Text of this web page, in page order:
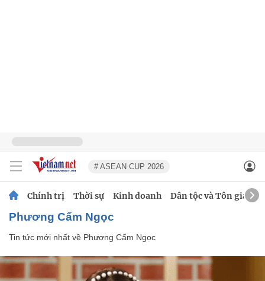
# ASEAN CUP 2026
Chính trị Thời sự Kinh doanh Dân tộc và Tôn giáo
Phương Cẩm Ngọc
Tin tức mới nhất về Phương Cẩm Ngọc